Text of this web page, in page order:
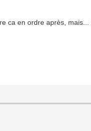
ca en ordre après,